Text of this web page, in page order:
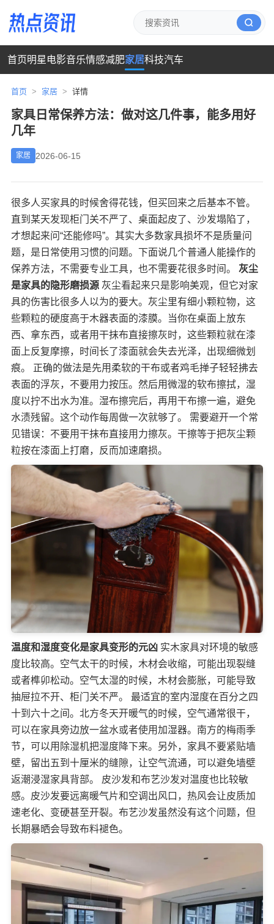
首页明星 电影音乐情感减肥家居科技汽车
首页 > 家居 > 详情
家具日常保养方法：做对这几件事，能多用好
几年
家居 2026-06-15
很多人买家具的时候舍得花钱，但买回来之后基本不管。
直到某天发现柜门关不严了、桌面起皮了、沙发塌陷了，
才想起来问“还能修吗”。其实大多数家具损坏不是质量问
题，是日常使用习惯的问题。下面说几个普通人能操作的
保养方法，不需要专业工具，也不需要花很多时间。 灰尘
是家具的隐形磨损源 灰尘看起来只是影响美观，但它对家
具的伤害比很多人以为的要大。灰尘里有细小颗粒物，这
些颗粒的硬度高于木器表面的漆膜。当你在桌面上放东
西、拿东西，或者用干抹布直接擦灰时，这些颗粒就在漆
面上反复摩擦，时间长了漆面就会失去光泽，出现细微划
痕。 正确的做法是先用柔软的干布或者鸡毛掸子轻轻拂去
表面的浮灰，不要用力按压。然后用微湿的软布擦拭，湿
度以拧不出水为准。湿布擦完后，再用干布擦一遍，避免
水渍残留。这个动作每周做一次就够了。 需要避开一个常
见错误：不要用干抹布直接用力擦灰。干擦等于把灰尘颗
粒按在漆面上打磨，反而加速磨损。
温度和湿度变化是家具变形的元凶 实木家具对环境的敏感
度比较高。空气太干的时候，木材会收缩，可能出现裂缝
或者榫卯松动。空气太湿的时候，木材会膨胀，可能导致
抽屉拉不开、柜门关不严。 最适宜的室内湿度在百分之四
十到六十之间。北方冬天开暖气的时候，空气通常很干，
可以在家具旁边放一盆水或者使用加湿器。南方的梅雨季
节，可以用除湿机把湿度降下来。另外，家具不要紧贴墙
壁，留出五到十厘米的缝隙，让空气流通，可以避免墙壁
返潮浸湿家具背部。 皮沙发和布艺沙发对温度也比较敏
感。皮沙发要远离暖气片和空调出风口，热风会让皮质加
速老化、变硬甚至开裂。布艺沙发虽然没有这个问题，但
长期暴晒会导致布料褪色。